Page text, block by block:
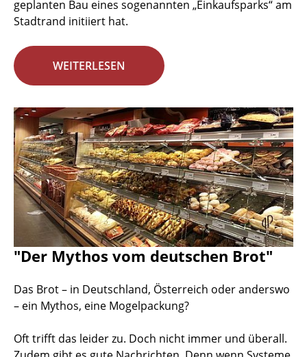
geplanten Bau eines sogenannten „Einkaufsparks“ am
Stadtrand initiiert hat.
WEITERLESEN
"Der Mythos vom deutschen Brot"
Das Brot – in Deutschland, Österreich oder anderswo
– ein Mythos, eine Mogelpackung?
Oft trifft das leider zu. Doch nicht immer und überall.